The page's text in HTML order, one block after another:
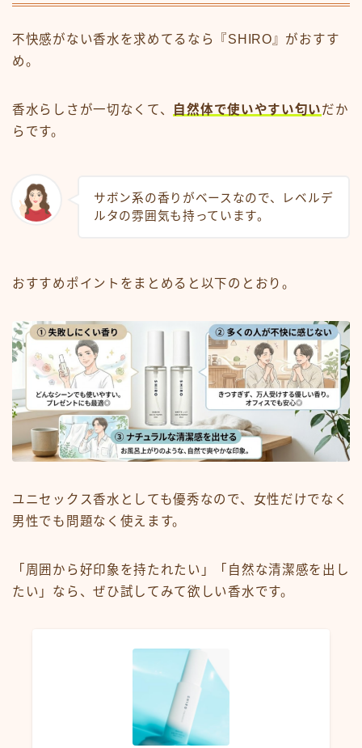
不快感がない香水を求めてるなら『SHIRO』がおすす
め。
香水らしさが一切なくて、 自然体で使いやすい匂いだか
らです。
サボン系の香りがベースなので、レベルデ
ルタの雰囲気も持っています。
おすすめポイントをまとめると以下のとおり。
ユニセックス香水としても優秀なので、女性だけでなく
男性でも問題なく使えます。
「周囲から好印象を持たれたい」「自然な清潔感を出し
たい」なら、ぜひ試してみて欲しい香水です。